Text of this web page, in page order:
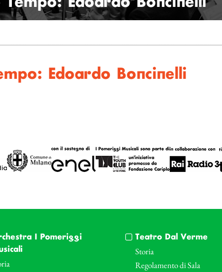
Edoardo Boncinelli
I Pomeriggi
Teatro Dal Verme
Storia
Regolamento di Sala